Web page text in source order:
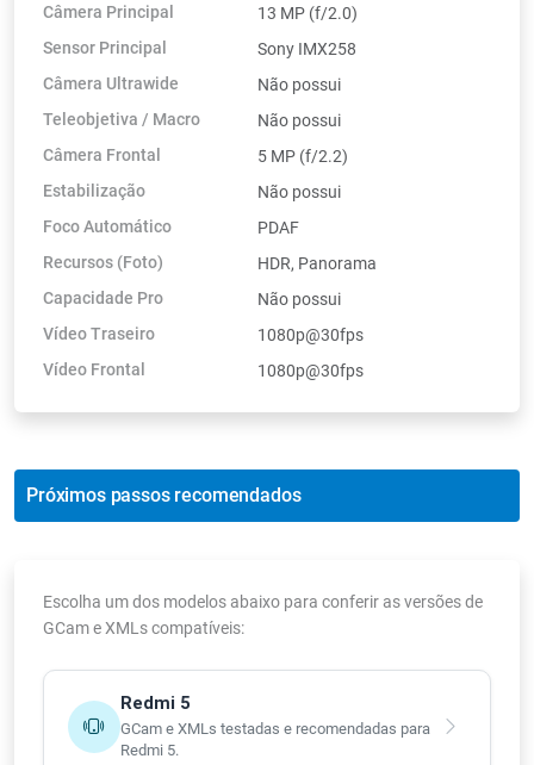
Câmera Principal
13 MP (f/2.0)
Sensor Principal
Sony IMX258
Câmera Ultrawide
Não possui
Teleobjetiva / Macro
Não possui
Câmera Frontal
5 MP (f/2.2)
Estabilização
Não possui
Foco Automático
PDAF
Recursos (Foto)
HDR, Panorama
Capacidade Pro
Não possui
Vídeo Traseiro
1080p@30fps
Vídeo Frontal
1080p@30fps
Próximos passos recomendados
Escolha um dos modelos abaixo para conferir as versões de
GCam e XMLs compatíveis:
Redmi 5
GCam e XMLs testadas e recomendadas para
Redmi 5.